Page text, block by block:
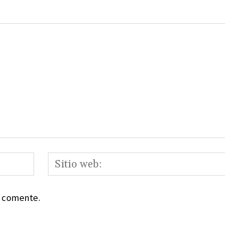
Correo
electrónico:*